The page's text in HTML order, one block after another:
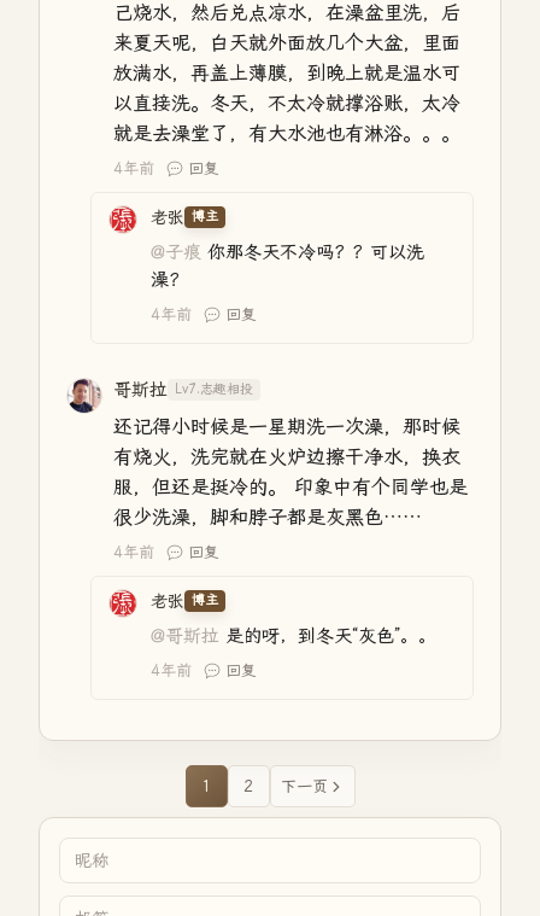
己烧水，然后兑点凉水，在澡盆里洗，后
来夏天呢，白天就外面放几个大盆，里面
放满水，再盖上薄膜，到晚上就是温水可
以直接洗。冬天，不太冷就撑浴账，太冷
就是去澡堂了，有大水池也有淋浴。。。
4年前 回复
老张 博主
@子痕 你那冬天不冷吗？？可以洗
澡？
4年前 回复
哥斯拉 Lv7.志趣相投
还记得小时候是一星期洗一次澡，那时候
有烧火，洗完就在火炉边擦干净水，换衣
服，但还是挺冷的。 印象中有个同学也是
很少洗澡，脚和脖子都是灰黑色……
4年前 回复
老张 博主
@哥斯拉 是的呀，到冬天“灰色”。。
4年前 回复
1 2 下一页